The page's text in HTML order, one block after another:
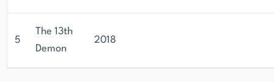
5
The 13th
Demon
2018